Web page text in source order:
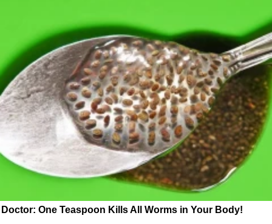
Doctor: One Teaspoon Kills All Worms in Your Body!